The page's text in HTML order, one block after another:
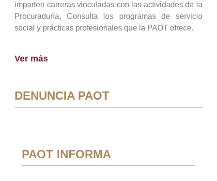
imparten carreras vinculadas con las actividades de la
Procuraduría, Consulta los programas de servicio
social y prácticas profesionales que la PAOT ofrece.
Ver más
DENUNCIA PAOT
PAOT INFORMA